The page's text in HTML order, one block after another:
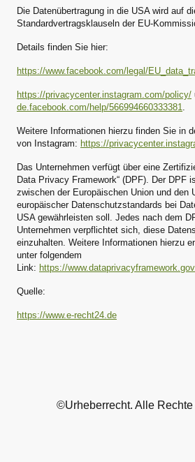
Die Datenübertragung in die USA wird auf
Standardvertragsklauseln der EU-
Details finden Sie hier:
https://www.facebook.com/legal/
https://privacycenter.instagram.com/policy/
de.facebook.com/help/566994660333381
Weitere Informationen hierzu finden Sie in
von Instagram: https://
Das Unternehmen verfügt über eine
Data Privacy Framework“ (DPF). Der DPF
zwischen der Europäischen Union und den
europäischer Datenschutzstandards bei
USA gewährleisten soll. Jedes nach dem
Unternehmen verpflichtet sich, diese
einzuhalten. Weitere Informationen hierzu
unter folgendem
Link: https://
Quelle:
https://www.e-recht24.de
©Urheberrecht. Alle